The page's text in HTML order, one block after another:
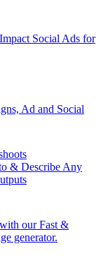
Social Ads for
Ad and Social
& Describe Any
our Fast &
generator.